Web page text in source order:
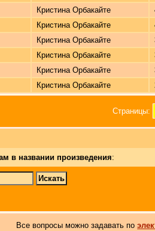
Кристина Орбакайте
Кристина Орбакайте
Кристина Орбакайте
Кристина Орбакайте
Кристина Орбакайте
Кристина Орбакайте
Страницы:
в названии произведения:
Все вопросы можно задавать по